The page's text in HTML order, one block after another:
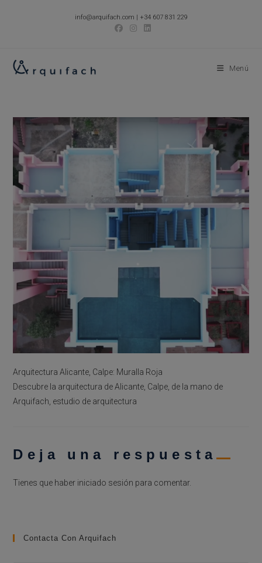
info@arquifach.com | +34 607 831 229
Menú
Arquitectura Alicante, Calpe: Muralla Roja
Descubre la arquitectura de Alicante, Calpe, de la mano de
Arquifach, estudio de arquitectura
Deja una respuesta
Tienes que haber iniciado sesión para comentar.
Contacta Con Arquifach